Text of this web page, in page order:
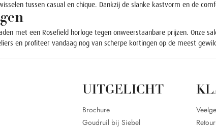
tussen casual en chique. Dankzij de slanke kastvorm en de
met een Rosefield horloge tegen onweerstaanbare prijzen.
en profiteer vandaag nog van scherpe kortingen op de meest
UITGELICHT
Brochure
Goudruil bij Siebel